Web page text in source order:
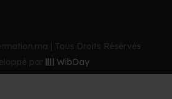
| Tous Droits Résérvés
par
WibDay